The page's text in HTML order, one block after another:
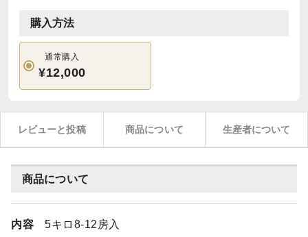
購入方法
通常購入
¥12,000
レビューと投稿 商品について 生産者について
商品について
内容 5キロ8-12房入